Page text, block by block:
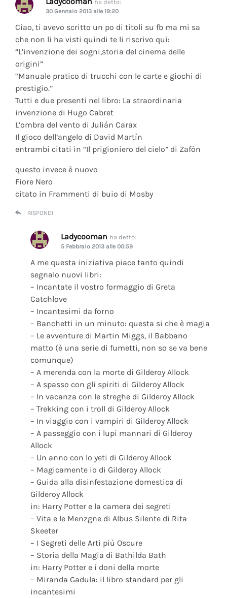
ha detto:
30 Gennaio 2013 alle 19:20
Ciao, ti avevo scritto un po di titoli su fb ma mi sa
che non li ha visti quindi te li riscrivo qui:
“L’invenzione dei sogni,storia del cinema delle
origini”
“Manuale pratico di trucchi con le carte e giochi di
prestigio.”
Tutti e due presenti nel libro: La straordinaria
invenzione di Hugo Cabret
L’ombra del vento di Julián Carax
Il gioco dell’angelo di David Martín
entrambi citati in “Il prigioniero del cielo” di Zafòn
questo invece è nuovo
Fiore Nero
citato in Frammenti di buio di Mosby
RISPONDI
Ladycooman ha detto:
5 Febbraio 2013 alle 00:59
A me questa iniziativa piace tanto quindi
segnalo nuovi libri:
– Incantate il vostro formaggio di Greta
Catchlove
– Incantesimi da forno
– Banchetti in un minuto: questa si che è magia
– Le avventure di Martin Miggs, il Babbano
matto (è una serie di fumetti, non so se va bene
comunque)
– A merenda con la morte di Gilderoy Allock
– A spasso con gli spiriti di Gilderoy Allock
– In vacanza con le streghe di Gilderoy Allock
– Trekking con i troll di Gilderoy Allock
– In viaggio con i vampiri di Gilderoy Allock
– A passeggio con i lupi mannari di Gilderoy
Allock
– Un anno con lo yeti di Gilderoy Allock
– Magicamente io di Gilderoy Allock
– Guida alla disinfestazione domestica di
Gilderoy Allock
in: Harry Potter e la camera dei segreti
– Vita e le Menzgne di Albus Silente di Rita
Skeeter
– I Segreti delle Arti più Oscure
– Storia della Magia di Bathilda Bath
in: Harry Potter e i doni della morte
– Miranda Gadula: il libro standard per gli
incantesimi